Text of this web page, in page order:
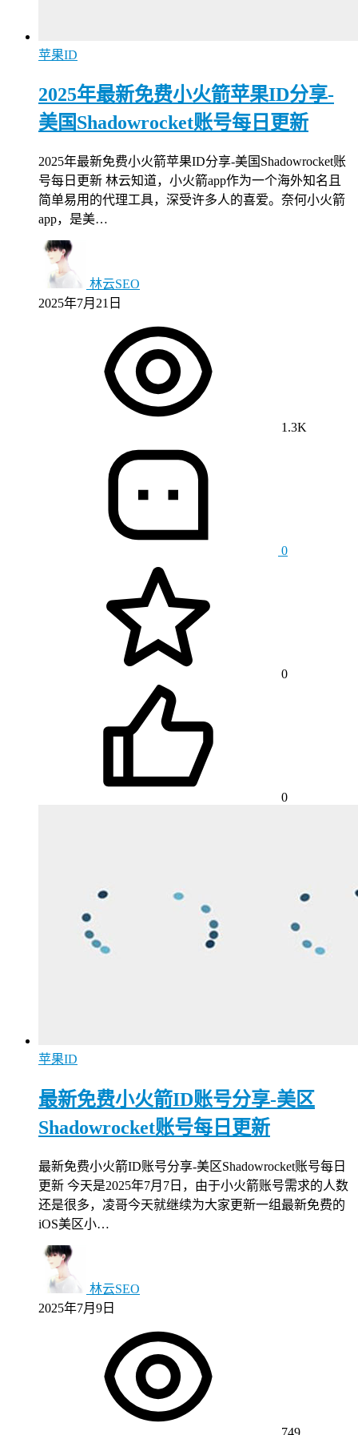
苹果ID
2025年最新免费小火箭苹果ID分享-
美国Shadowrocket账号每日更新
2025年最新免费小火箭苹果ID分享-美国Shadowrocket账
号每日更新 林云知道，小火箭app作为一个海外知名且
简单易用的代理工具，深受许多人的喜爱。奈何小火箭
app，是美…
林云SEO
2025年7月21日
1.3K
0
0
0
苹果ID
最新免费小火箭ID账号分享-美区
Shadowrocket账号每日更新
最新免费小火箭ID账号分享-美区Shadowrocket账号每日
更新 今天是2025年7月7日，由于小火箭账号需求的人数
还是很多，凌哥今天就继续为大家更新一组最新免费的
iOS美区小…
林云SEO
2025年7月9日